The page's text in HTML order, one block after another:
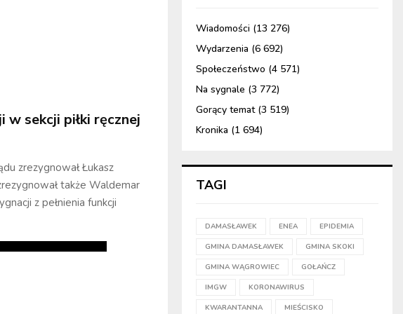
sekcji piłki ręcznej
zrezygnował Łukasz
także Waldemar
z pełnienia funkcji
Wiadomości (13 276)
Wydarzenia (6 692)
Społeczeństwo (4 571)
Na sygnale (3 772)
Gorący temat(3 519)
Kronika (1 694)
TAGI
DAMASŁAWEK ENEA EPIDEMIA
GMINA DAMASŁAWEK GMINA SKOKI
GMINA WĄGROWIEC GOŁAŃCZ
IMGW KORONAWIRUS
KWARANTANNA MIEŚCISKO